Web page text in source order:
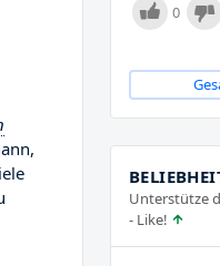
0
Unterstütze
- Like!